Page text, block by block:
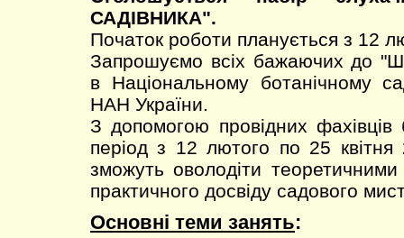
САДІВНИКА".
Початок роботи планується з 12
Запрошуємо всіх бажаючих до
в Національному ботанічному
НАН України.
З допомогою провідних фахівців
період з 12 лютого по 25
зможуть оволодіти
практичного досвіду садового
Основні теми занять: